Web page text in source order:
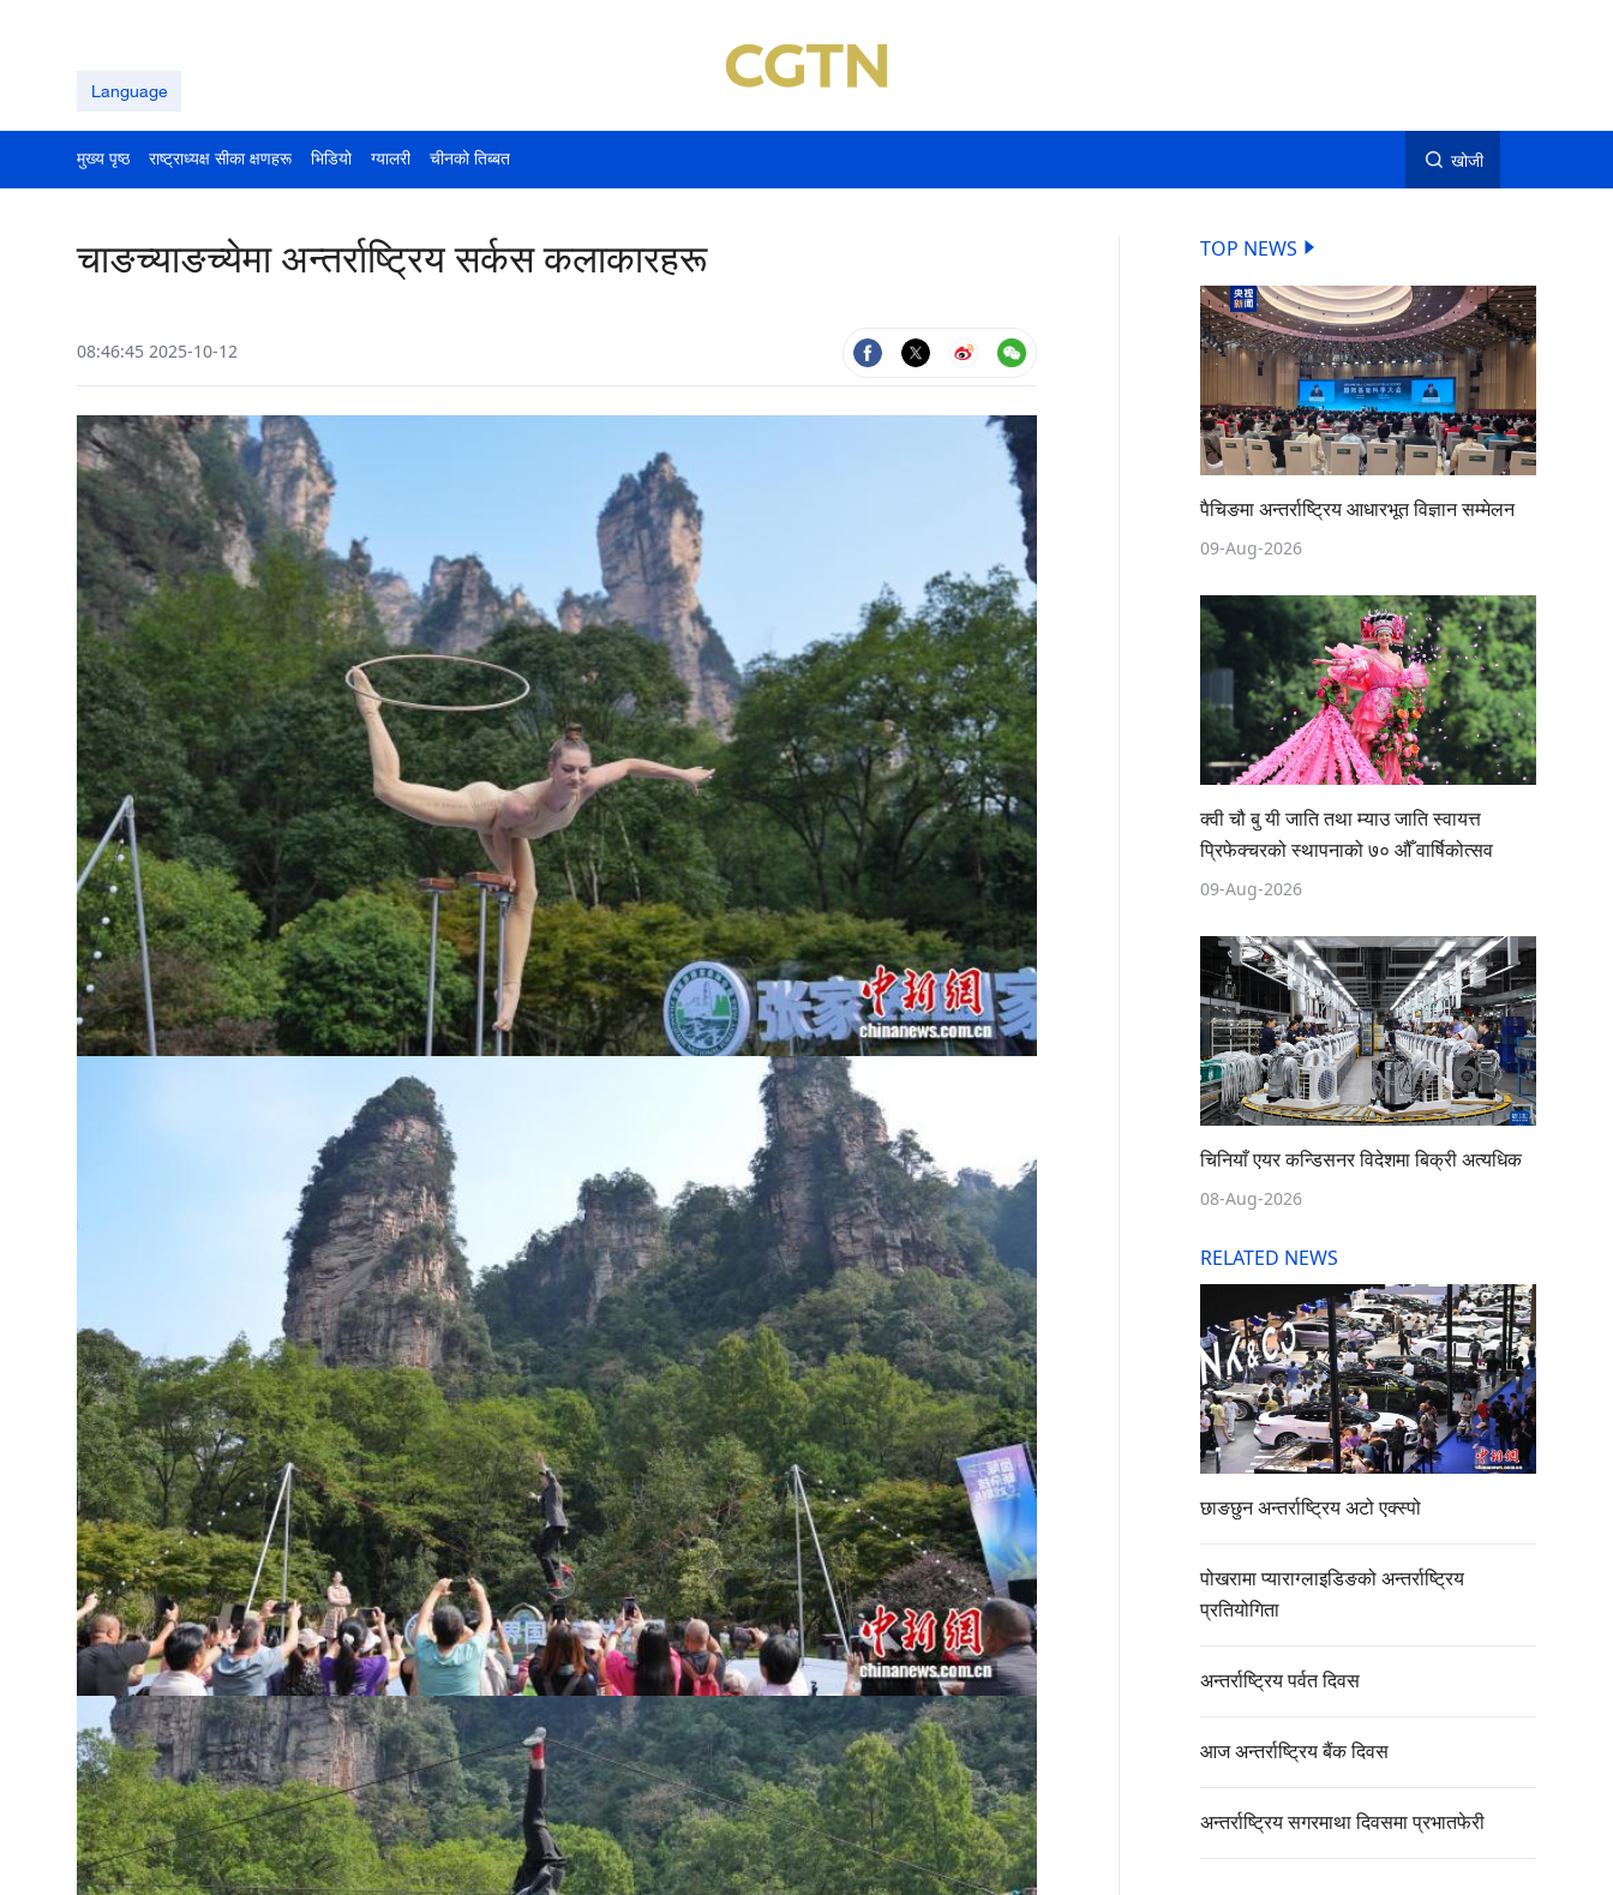
Language
मुख्य पृष्ठ राष्ट्राध्यक्ष सीका क्षणहरू भिडियो ग्यालरी चीनको तिब्बत खोजी
चाङच्याङच्येमा अन्तर्राष्ट्रिय सर्कस कलाकारहरू
08:46:45 2025-10-12
TOP NEWS
पैचिङमा अन्तर्राष्ट्रिय आधारभूत विज्ञान सम्मेलन
09-Aug-2026
क्वी चौ बु यी जाति तथा म्याउ जाति स्वायत्त
प्रिफेक्चरको स्थापनाको ७० औँ वार्षिकोत्सव
09-Aug-2026
चिनियाँ एयर कन्डिसनर विदेशमा बिक्री अत्यधिक
08-Aug-2026
RELATED NEWS
छाङछुन अन्तर्राष्ट्रिय अटो एक्स्पो
पोखरामा प्याराग्लाइडिङको अन्तर्राष्ट्रिय
प्रतियोगिता
अन्तर्राष्ट्रिय पर्वत दिवस
आज अन्तर्राष्ट्रिय बैंक दिवस
अन्तर्राष्ट्रिय सगरमाथा दिवसमा प्रभातफेरी